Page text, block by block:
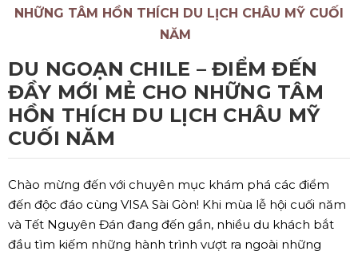
NHỮNG TÂM HỒN THÍCH DU LỊCH CHÂU MỸ CUỐI
NĂM
DU NGOẠN CHILE – ĐIỂM ĐẾN
ĐẦY MỚI MẺ CHO NHỮNG TÂM
HỒN THÍCH DU LỊCH CHÂU MỸ
CUỐI NĂM
Chào mừng đến với chuyên mục khám phá các điểm
đến độc đáo cùng VISA Sài Gòn! Khi mùa lễ hội cuối năm
và Tết Nguyên Đán đang đến gần, nhiều du khách bắt
đầu tìm kiếm những hành trình vượt ra ngoài những